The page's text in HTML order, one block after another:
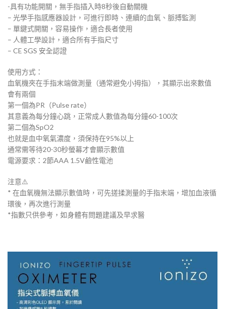
-具有功能開關，無手指插入時8秒後自動關機
– 光學手指感應器設計，可進行即時、連續的血氧、脈搏監測
– 單鍵式開關，容易操作，適合長者使用
– 人體工學設計，適合所有手指尺寸
– CE SGS 安全認證
使用方式：
血氧機夾在手指末端做測量（通常避免小拇指），其顯示出來數值
會有兩個
第一個為PR（Pulse rate）
其意義為每分鐘心跳，正常成人數值為每分鐘60-100次
第二個為SpO2
也就是血中氧氣濃度，須保持在95%以上
通常需等待20-30秒螢幕才會顯示數值
電源要求：2節AAA 1.5V鹼性電池
注意⚠️
* 在血氧機無法顯示數值時，可先搓揉測量的手指末端，增加血液循
環後，再次進行測量
*指數只供參考，如身體有問題建議及早求醫